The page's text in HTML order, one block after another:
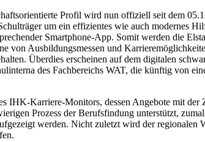
Profil wird nun offiziell seit dem
um ein effizientes wie auch modernes
Smartphone-App. Somit werden die
von Ausbildungsmessen und
Überdies erscheinen auf dem digitalen
des Fachbereichs WAT, die künftig von
IHK-Karriere-Monitors, dessen Angebote mit der
Prozess der Berufsfindung unterstützt,
werden. Nicht zuletzt wird der regionalen